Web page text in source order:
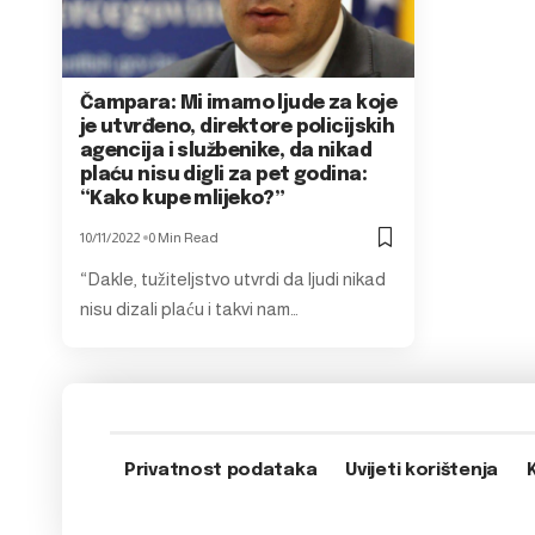
Čampara: Mi imamo ljude za koje
je utvrđeno, direktore policijskih
agencija i službenike, da nikad
plaću nisu digli za pet godina:
“Kako kupe mlijeko?”
10/11/2022 0 Min Read
“Dakle, tužiteljstvo utvrdi da ljudi nikad
nisu dizali plaću i takvi nam…
Privatnost podataka Uvijeti korištenja